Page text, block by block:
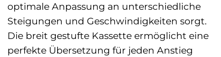
optimale Anpassung an unterschiedliche
Steigungen und Geschwindigkeiten sorgt.
Die breit gestufte Kassette ermöglicht eine
perfekte Übersetzung für jeden Anstieg